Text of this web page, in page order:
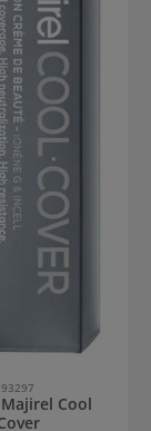
93297
Cool